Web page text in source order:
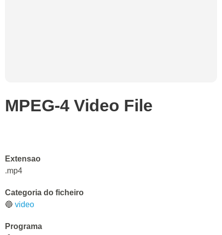
MPEG-4 Video File
Extensao
.mp4
Categoria do ficheiro
🔵 video
Programa